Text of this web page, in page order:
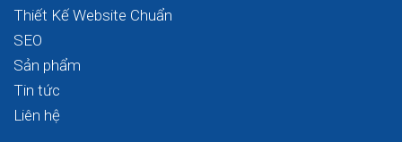
Thiết Kế Website Chuẩn
SEO
Sản phẩm
Tin tức
Liên hệ